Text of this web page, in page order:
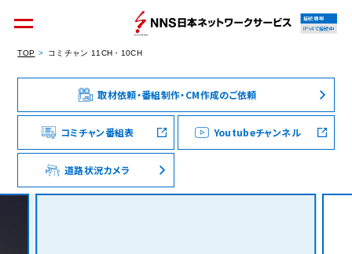
個人のお客様 集合住宅オーナーの方
法人のお客様 料金シミュレーション
接続情報
IPv4で接続中
TOP コミチャン 11CH・10CH
取材依頼・番組制作・CM作成のご依頼
コミチャン番組表 Youtubeチャンネル
道路状況カメラ